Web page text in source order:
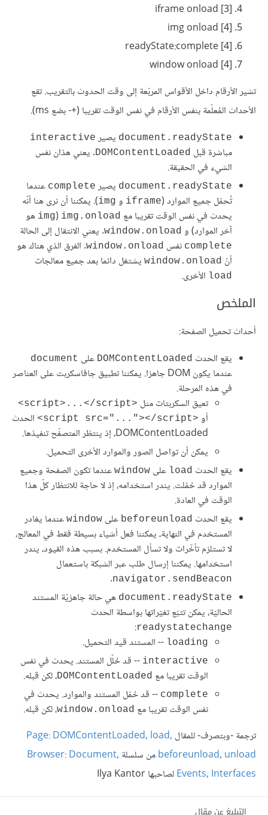
[3] iframe onload
[4] img onload
[4] readyState:complete
[4] window onload
تشير اﻷرقام داخل اﻷقواس المربّعة إلى وقت الحدوث بالتقريب. تقع
الأحداث المُعلّمة بنفس الأرقام في نفس الوقت تقريبا (+- بضع ms).
document.readyState يصير interactive
مباشرة قبل DOMContentLoaded. يعني هذان نفس
الشيء في الحقيقة.
document.readyState يصير complete عندما
تُحمّل جميع الموارد (iframe و img). يمكننا أن نرى هنا أنّه
يحدث في نفس الوقت تقريبا مع img.onload
‏ (
img هو
آخر الموارد) و window.onload. يعني الانتقال إلى الحالة
complete نفس window.onload. الفرق الذي هناك هو
أنّ window.onload يشتغل دائما بعد جميع معالجات
load اﻷخرى.
الملخص
أحداث تحميل الصفحة:
يقع الحدث DOMContentLoaded على document
عندما يكون DOM جاهزا. يمكننا تطبيق جافاسكربت على العناصر
في هذه المرحلة.
تعيق السكربتات مثل <script>...</script>
أو <script src="..."></script>
الحدث
DOMContentLoaded، إذ ينتظر المتصفّح تنفيذها.
يمكن أن تواصل الصور والموارد اﻷخرى التحميل.
يقع الحدث load على window عندما تكون الصفحة وجميع
الموارد قد حُمّلت. يندر استخدامه، إذ لا حاجة للانتظار كلّ هذا
الوقت في العادة.
يقع الحدث beforeunload على window عندما يغادر
المستخدم في النهاية، يمكننا فعل أشياء بسيطة فقط في المعالج،
لا تستلزم تأخّرات ولا تسأل المستخدم. بسبب هذه القيود، يندر
استخدامها. يمكننا إرسال طلب عبر الشبكة باستعمال
navigator.sendBeacon
.
document.readyState هي حالة جاهزيّة المستند
الحاليّة، يمكن تتبّع تغيّراتها بواسطة الحدث
readystatechange
:
loading -- المستند قيد التحميل.
interactive -- قد حُلّل المستند. يحدث في نفس
الوقت تقريبا مع DOMContentLoaded، لكن قبله.
complete -- قد حُمّل المستند والموارد. يحدث في
نفس الوقت تقريبا مع window.onload، لكن قبله.
ترجمة -وبتصرف- للمقال Page: DOMContentLoaded, load,
beforeunload, unloadمن سلسلة Browser: Document,
Events, Interfacesلصاحبها Ilya Kantor
التبليغ عن مقال